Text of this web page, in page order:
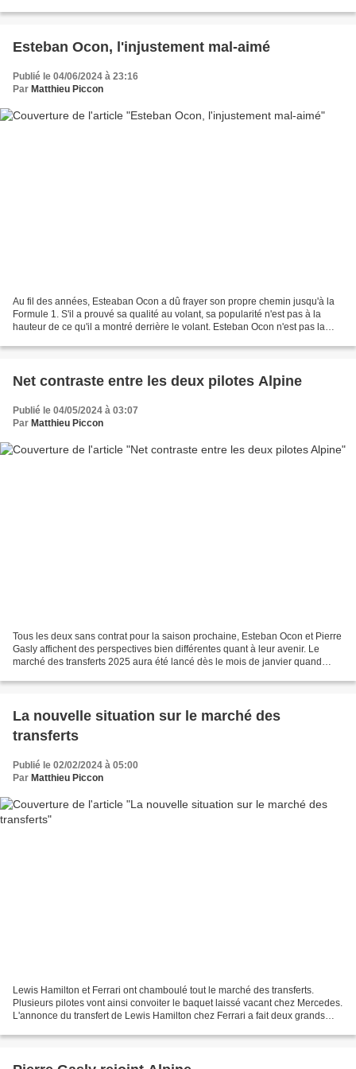
Esteban Ocon, l'injustement mal-aimé
Publié le 04/06/2024 à 23:16
Par Matthieu Piccon
Au fil des années, Esteaban Ocon a dû frayer son propre chemin jusqu'à la
Formule 1. S'il a prouvé sa qualité au volant, sa popularité n'est pas à la
hauteur de ce qu'il a montré derrière le volant. Esteban Ocon n'est pas la
Net contraste entre les deux pilotes Alpine
Publié le 04/05/2024 à 03:07
Par Matthieu Piccon
Tous les deux sans contrat pour la saison prochaine, Esteban Ocon et Pierre
Gasly affichent des perspectives bien différentes quant à leur avenir. Le
marché des transferts 2025 aura été lancé dès le mois de janvier quand
La nouvelle situation sur le marché des
transferts
Publié le 02/02/2024 à 05:00
Par Matthieu Piccon
Lewis Hamilton et Ferrari ont chamboulé tout le marché des transferts.
Plusieurs pilotes vont ainsi convoiter le baquet laissé vacant chez Mercedes.
L'annonce du transfert de Lewis Hamilton chez Ferrari a fait deux grands